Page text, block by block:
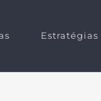
Estratégias